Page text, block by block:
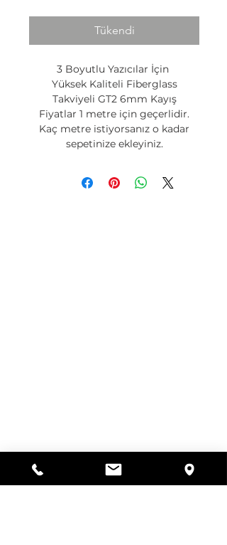
Tükendi
3 Boyutlu Yazıcılar İçin
Yüksek Kaliteli Fiberglass
Takviyeli GT2 6mm Kayış
Fiyatlar 1 metre için geçerlidir.
Kaç metre istiyorsanız o kadar
sepetinize ekleyiniz.